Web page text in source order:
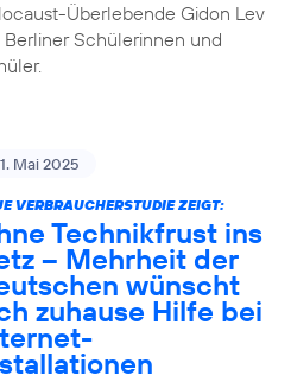
Überlebende Gidon Lev
Berliner Schülerinnen und
Mai 2025
VERBRAUCHERSTUDIE ZEIGT:
Technikfrust ins
– Mehrheit der
wünscht
zuhause Hilfe bei